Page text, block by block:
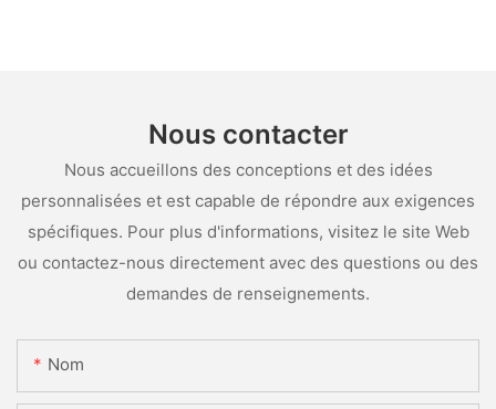
Nous contacter
Nous accueillons des conceptions et des idées
personnalisées et est capable de répondre aux exigences
spécifiques. Pour plus d'informations, visitez le site Web
ou contactez-nous directement avec des questions ou des
demandes de renseignements.
Nom